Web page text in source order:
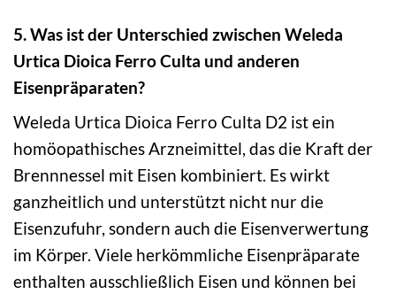
5. Was ist der Unterschied zwischen Weleda
Urtica Dioica Ferro Culta und anderen
Eisenpräparaten?
Weleda Urtica Dioica Ferro Culta D2 ist ein
homöopathisches Arzneimittel, das die Kraft der
Brennnessel mit Eisen kombiniert. Es wirkt
ganzheitlich und unterstützt nicht nur die
Eisenzufuhr, sondern auch die Eisenverwertung
im Körper. Viele herkömmliche Eisenpräparate
enthalten ausschließlich Eisen und können bei